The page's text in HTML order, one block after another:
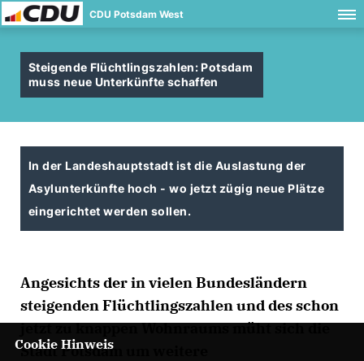
CDU Potsdam West
Steigende Flüchtlingszahlen: Potsdam
muss neue Unterkünfte schaffen
In der Landeshauptstadt ist die Auslastung der
Asylunterkünfte hoch - wo jetzt zügig neue Plätze
eingerichtet werden sollen.
Angesichts der in vielen Bundesländern
steigenden Flüchtlingszahlen und des schon
jetzt zu knappen Wohnraums müht sich die
Stadt Potsdam um weitere
Cookie Hinweis